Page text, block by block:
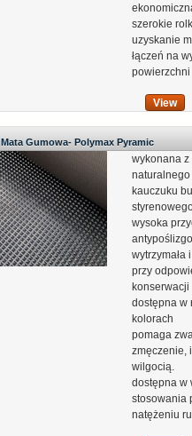
szerokie
uzyskanie
łączeń na
powierzchni
View
Mata Gumowa- Polymax Pyramic
wykonana z
kauczuku
wysoka
wytrzymała
przy
konserwacji
dostępna w
kolorach
pomaga
zmęczenie,
wilgocią.
dostępna w
stosowania
natężeniu